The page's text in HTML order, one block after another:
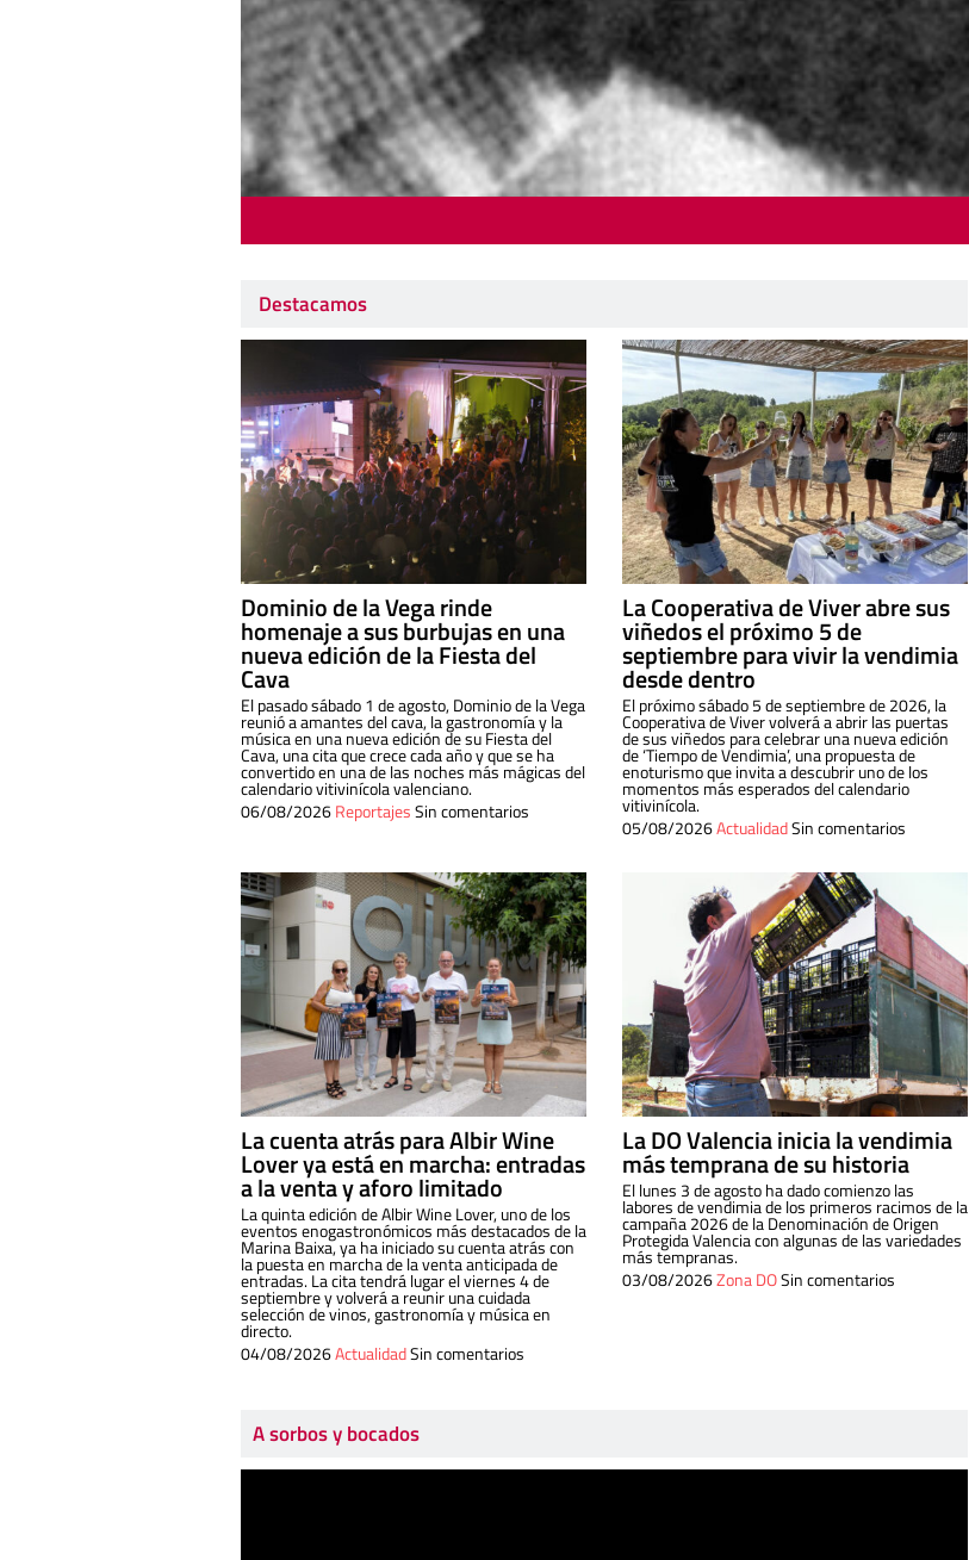
Destacamos
Dominio de la Vega rinde
homenaje a sus burbujas en una
nueva edición de la Fiesta del
Cava
El pasado sábado 1 de agosto, Dominio de la Vega
reunió a amantes del cava, la gastronomía y la
música en una nueva edición de su Fiesta del
Cava, una cita que crece cada año y que se ha
convertido en una de las noches más mágicas del
calendario vitivinícola valenciano.
06/08/2026ReportajesSin comentarios
La Cooperativa de Viver abre sus
viñedos el próximo 5 de
septiembre para vivir la vendimia
desde dentro
El próximo sábado 5 de septiembre de 2026, la
Cooperativa de Viver volverá a abrir las puertas
de sus viñedos para celebrar una nueva edición
de ‘Tiempo de Vendimia’, una propuesta de
enoturismo que invita a descubrir uno de los
momentos más esperados del calendario
vitivinícola.
05/08/2026ActualidadSin comentarios
La cuenta atrás para Albir Wine
Lover ya está en marcha: entradas
a la venta y aforo limitado
La quinta edición de Albir Wine Lover, uno de los
eventos enogastronómicos más destacados de la
Marina Baixa, ya ha iniciado su cuenta atrás con
la puesta en marcha de la venta anticipada de
entradas. La cita tendrá lugar el viernes 4 de
septiembre y volverá a reunir una cuidada
selección de vinos, gastronomía y música en
directo.
04/08/2026ActualidadSin comentarios
La DO Valencia inicia la vendimia
más temprana de su historia
El lunes 3 de agosto ha dado comienzo las
labores de vendimia de los primeros racimos de la
campaña 2026 de la Denominación de Origen
Protegida Valencia con algunas de las variedades
más tempranas.
03/08/2026Zona DOSin comentarios
A sorbos y bocados